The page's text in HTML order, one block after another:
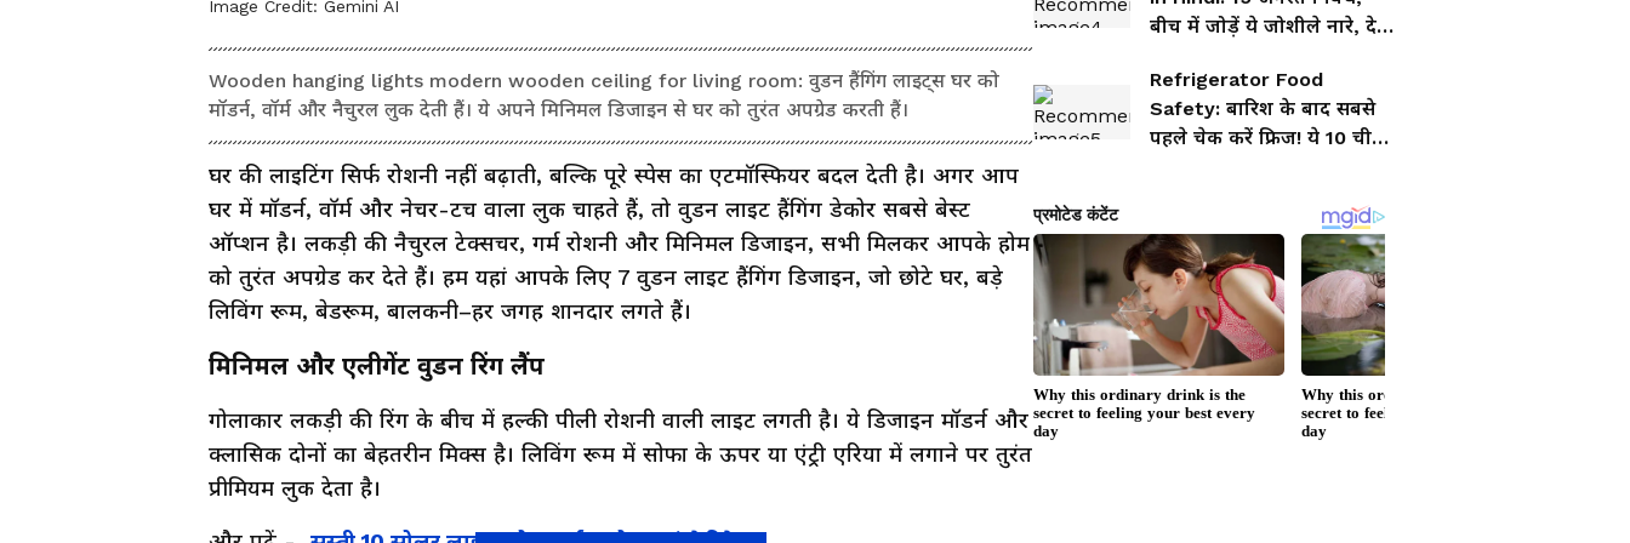
Image Credit: Gemini AI
Wooden hanging lights modern wooden ceiling for living room: वुडन हैंगिंग लाइट्स घर को
मॉडर्न, वॉर्म और नैचुरल लुक देती हैं। ये अपने मिनिमल डिजाइन से घर को तुरंत अपग्रेड करती हैं।
घर की लाइटिंग सिर्फ रोशनी नहीं बढ़ाती, बल्कि पूरे स्पेस का एटमॉस्फियर बदल देती है। अगर आप
घर में मॉडर्न, वॉर्म और नेचर-टच वाला लुक चाहते हैं, तो वुडन लाइट हैंगिंग डेकोर सबसे बेस्ट
ऑप्शन है। लकड़ी की नैचुरल टेक्सचर, गर्म रोशनी और मिनिमल डिजाइन, सभी मिलकर आपके होम
को तुरंत अपग्रेड कर देते हैं। हम यहां आपके लिए 7 वुडन लाइट हैंगिंग डिजाइन, जो छोटे घर, बड़े
लिविंग रूम, बेडरूम, बालकनी–हर जगह शानदार लगते हैं।
मिनिमल और एलीगेंट वुडन रिंग लैंप
गोलाकार लकड़ी की रिंग के बीच में हल्की पीली रोशनी वाली लाइट लगती है। ये डिजाइन मॉडर्न और
क्लासिक दोनों का बेहतरीन मिक्स है। लिविंग रूम में सोफा के ऊपर या एंट्री एरिया में लगाने पर तुरंत
प्रीमियम लुक देता है।
बीच में जोड़ें ये जोशीले नारे, देखें
Refrigerator Food
Safety: बारिश के बाद सबसे
पहले चेक करें फ्रिज! ये 10 चीजें